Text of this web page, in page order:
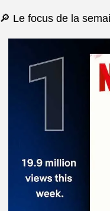
🔎 Le focus de la